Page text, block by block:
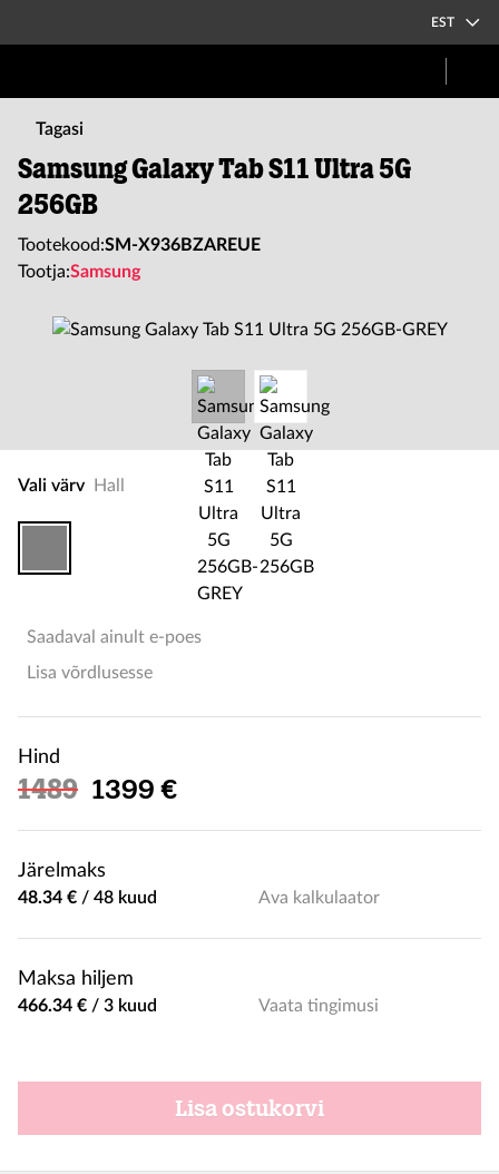
EST
Tagasi
Samsung Galaxy Tab S11 Ultra 5G
256GB
Tootekood:SM-X936BZAREUE
Tootja:Samsung
Vali värv Hall
Saadaval ainult e-poes
Lisa võrdlusesse
Hind
1489 Soodushind
1399 €
Järelmaks
48.34 € / 48 kuud Ava kalkulaator
Maksa hiljem
466.34 € / 3 kuud Vaata tingimusi
Lisa ostukorvi